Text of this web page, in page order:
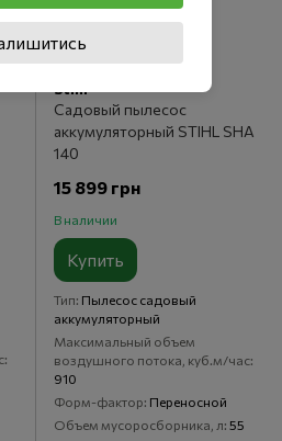
Stihl
Садовый пылесос
аккумуляторный STIHL SHA
140
15 899 грн
В наличии
Купить
Тип Пылесос садовый
аккумуляторный
Максимальный объем
воздушного потока, куб.м/час
910
Форм-фактор Переносной
Объем мусоросборника, л 55